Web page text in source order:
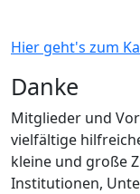
Hier geht's zum
Danke
Mitglieder und
vielfältige
kleine und große
Institutionen,